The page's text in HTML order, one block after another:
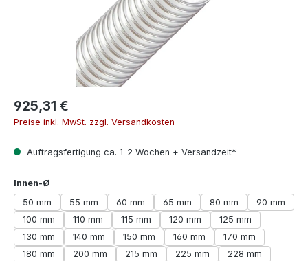
925,31 €
Preise inkl. MwSt. zzgl. Versandkosten
Auftragsfertigung ca. 1-2 Wochen + Versandzeit*
Innen-Ø
50 mm
55 mm 60 mm 65 mm 80 mm
90 mm
100 mm
110 mm 115 mm 120 mm
125 mm
130 mm
140 mm 150 mm 160 mm
170 mm
180 mm
200 mm 215 mm 225 mm
228 mm